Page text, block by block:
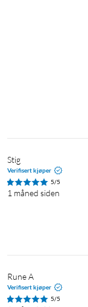
Stig
Verifisert kjøper
5/5
1 måned siden
Rune A
Verifisert kjøper
5/5